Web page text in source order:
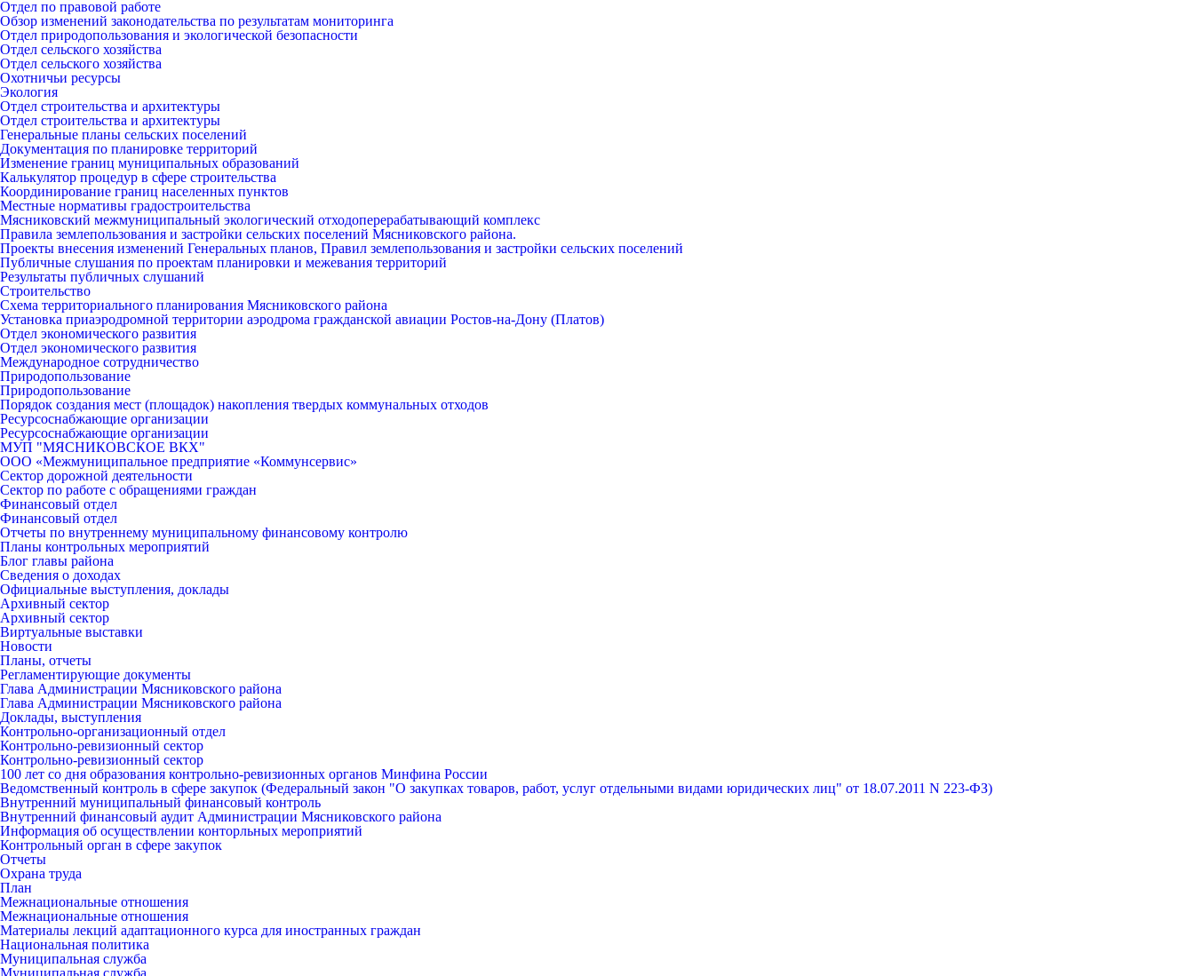
Отдел по правовой работе
Обзор изменений законодательства по результатам мониторинга
Отдел природопользования и экологической безопасности
Отдел сельского хозяйства
Отдел сельского хозяйства
Охотничьи ресурсы
Экология
Отдел строительства и архитектуры
Отдел строительства и архитектуры
Генеральные планы сельских поселений
Документация по планировке территорий
Изменение границ муниципальных образований
Калькулятор процедур в сфере строительства
Координирование границ населенных пунктов
Местные нормативы градостроительства
Мясниковский межмуниципальный экологический отходоперерабатывающий комплекс
Правила землепользования и застройки сельских поселений Мясниковского района.
Проекты внесения изменений Генеральных планов, Правил землепользования и застройки сельских поселений
Публичные слушания по проектам планировки и межевания территорий
Результаты публичных слушаний
Строительство
Схема территориального планирования Мясниковского района
Установка приаэродромной территории аэродрома гражданской авиации Ростов-на-Дону (Платов)
Отдел экономического развития
Отдел экономического развития
Международное сотрудничество
Природопользование
Природопользование
Порядок создания мест (площадок) накопления твердых коммунальных отходов
Ресурсоснабжающие организации
Ресурсоснабжающие организации
МУП "МЯСНИКОВСКОЕ ВКХ"
ООО «Межмуниципальное предприятие «Коммунсервис»
Сектор дорожной деятельности
Сектор по работе с обращениями граждан
Финансовый отдел
Финансовый отдел
Отчеты по внутреннему муниципальному финансовому контролю
Планы контрольных мероприятий
Блог главы района
Сведения о доходах
Официальные выступления, доклады
Архивный сектор
Архивный сектор
Виртуальные выставки
Новости
Планы, отчеты
Регламентирующие документы
Глава Администрации Мясниковского района
Глава Администрации Мясниковского района
Доклады, выступления
Контрольно-организационный отдел
Контрольно-ревизионный сектор
Контрольно-ревизионный сектор
100 лет со дня образования контрольно-ревизионных органов Минфина России
Ведомственный контроль в сфере закупок (Федеральный закон "О закупках товаров, работ, услуг отдельными видами юридических лиц" от 18.07.2011 N 223-ФЗ)
Внутренний муниципальный финансовый контроль
Внутренний финансовый аудит Администрации Мясниковского района
Информация об осуществлении конторльных мероприятий
Контрольный орган в сфере закупок
Отчеты
Охрана труда
План
Межнациональные отношения
Межнациональные отношения
Материалы лекций адаптационного курса для иностранных граждан
Национальная политика
Муниципальная служба
Муниципальная служба